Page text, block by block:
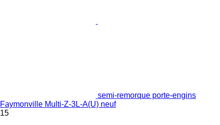
semi-remorque porte-engins
Faymonville Multi-Z-3L-A(U) neuf
15